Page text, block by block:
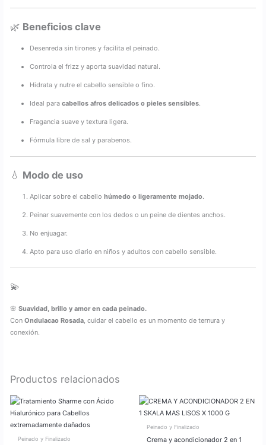
🌿 Beneficios clave
Desenreda sin tirones y facilita el peinado.
Controla el frizz y aporta suavidad natural.
Hidrata y nutre el cabello sensible o fino.
Ideal para cabellos afros delicados o pieles sensibles.
Fragancia suave y textura ligera.
Fórmula libre de sal y parabenos.
💧 Modo de uso
Aplicar sobre el cabello húmedo o ligeramente mojado.
Peinar suavemente con los dedos o un peine de dientes anchos.
No enjuagar.
Apto para uso diario en niños y adultos con cabello sensible.
💫
🌸 Suavidad, brillo y amor en cada peinado.
Con Ondulacao Rosada, cuidar el cabello es un momento de ternura y
conexión.
Productos relacionados
Peinado y Finalizado
Peinado y Finalizado
Crema y acondicionador 2 en 1